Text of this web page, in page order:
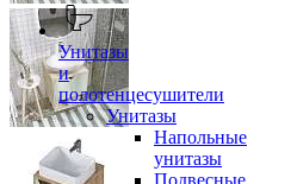
Унитазы
и
полотенцесушители
Унитазы
Напольные
унитазы
Подвесные